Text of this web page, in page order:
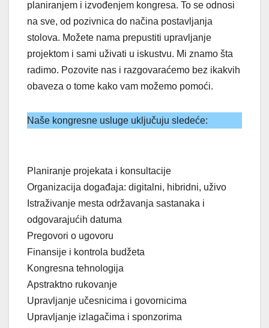
planiranjem i izvođenjem kongresa. To se odnosi
na sve, od pozivnica do načina postavljanja
stolova. Možete nama prepustiti upravljanje
projektom i sami uživati u iskustvu. Mi znamo šta
radimo. Pozovite nas i razgovaraćemo bez ikakvih
obaveza o tome kako vam možemo pomoći.
Naše kongresne usluge uključuju sledeće:
Planiranje projekata i konsultacije
Organizacija događaja: digitalni, hibridni, uživo
Istraživanje mesta održavanja sastanaka i
odgovarajućih datuma
Pregovori o ugovoru
Finansije i kontrola budžeta
Kongresna tehnologija
Apstraktno rukovanje
Upravljanje učesnicima i govornicima
Upravljanje izlagačima i sponzorima